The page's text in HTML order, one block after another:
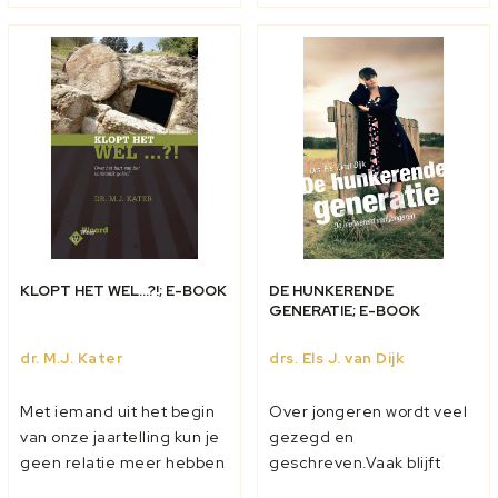
gang is. We zijn onze vad...
en vrouw een prachtige
aanvulling op elkaar.
Doord...
KLOPT HET WEL...?!; E-BOOK
dr. M.J. Kater
Met iemand uit het begin
van onze jaartelling kun je
geen relatie meer hebben
DE HUNKERENDE
GENERATIE; E-BOOK
drs. Els J. van Dijk
Over jongeren wordt veel
gezegd en
geschreven.Vaak blijft